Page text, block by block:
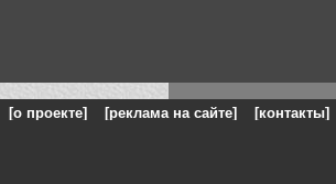
[о проекте] [реклама на сайте] [контакты]